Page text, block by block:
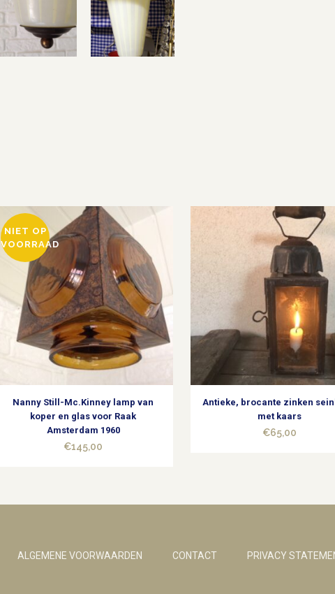
NIET OP
VOORRAAD
Nanny Still-Mc.Kinney lamp van
koper en glas voor Raak
Amsterdam 1960
€145,00
Antieke, brocante zinken
met kaars
€65,00
ALGEMENE VOORWAARDEN CONTACT PRIVACY